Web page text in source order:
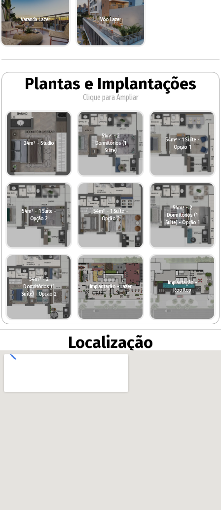
Varanda Lazer Voo Lazer
Plantas e Implantações
Clique para Ampliar
24m² - Studio
51m² - 2
Dormitórios (1
Suíte)
54m² - 1 Suíte -
Opção 1
54m² - 1 Suíte -
Opção 2
54m² - 1 Suíte -
Opção 3
54m² - 2
Dormitórios (1
Suíte) - Opção 1
54m² - 2
Dormitórios (1
Suíte) - Opção 2
Implantação - Lazer
Implantação -
Rooftop
Localização